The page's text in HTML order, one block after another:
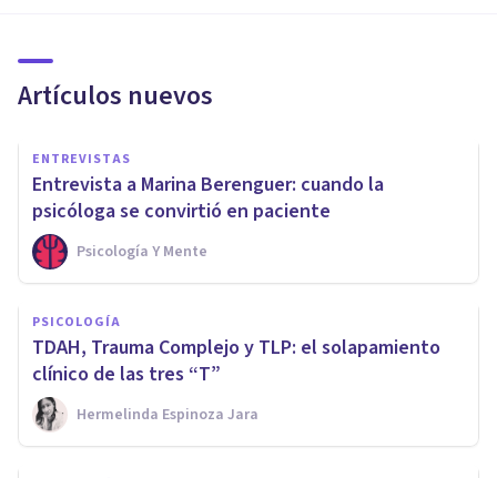
Artículos nuevos
ENTREVISTAS
Entrevista a Marina Berenguer: cuando la
psicóloga se convirtió en paciente
Psicología Y Mente
PSICOLOGÍA
TDAH, Trauma Complejo y TLP: el solapamiento
clínico de las tres “T”
Hermelinda Espinoza Jara